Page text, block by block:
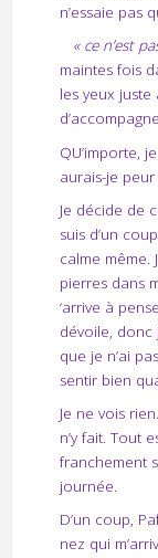
n’essaie pas
« ce n’est
maintes fois
les yeux
QU’importe,
aurais-je peur
Je décide de
suis d’un
calme même.
pierres dans
‘arrive à
dévoile, donc
que je n’ai
sentir bien
Je ne vois
n’y fait. Tout
franchement
journée.
D’un coup,
nez qui